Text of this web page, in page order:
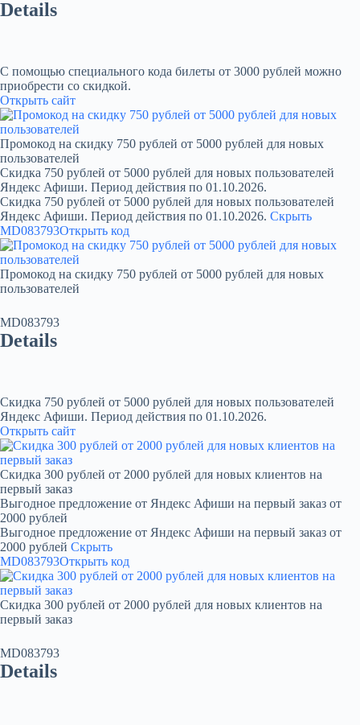
Details
С помощью специального кода билеты от 3000 рублей можно
приобрести со скидкой.
Открыть сайт
Промокод на скидку 750 рублей от 5000 рублей для новых
пользователей
Скидка 750 рублей от 5000 рублей для новых пользователей
Яндекс Афиши. Период действия по 01.10.2026.
Скидка 750 рублей от 5000 рублей для новых пользователей
Яндекс Афиши. Период действия по 01.10.2026. Скрыть
MD083793Открыть код
Промокод на скидку 750 рублей от 5000 рублей для новых
пользователей
MD083793
Details
Скидка 750 рублей от 5000 рублей для новых пользователей
Яндекс Афиши. Период действия по 01.10.2026.
Открыть сайт
Скидка 300 рублей от 2000 рублей для новых клиентов на
первый заказ
Выгодное предложение от Яндекс Афиши на первый заказ от
2000 рублей
Выгодное предложение от Яндекс Афиши на первый заказ от
2000 рублей Скрыть
MD083793Открыть код
Скидка 300 рублей от 2000 рублей для новых клиентов на
первый заказ
MD083793
Details